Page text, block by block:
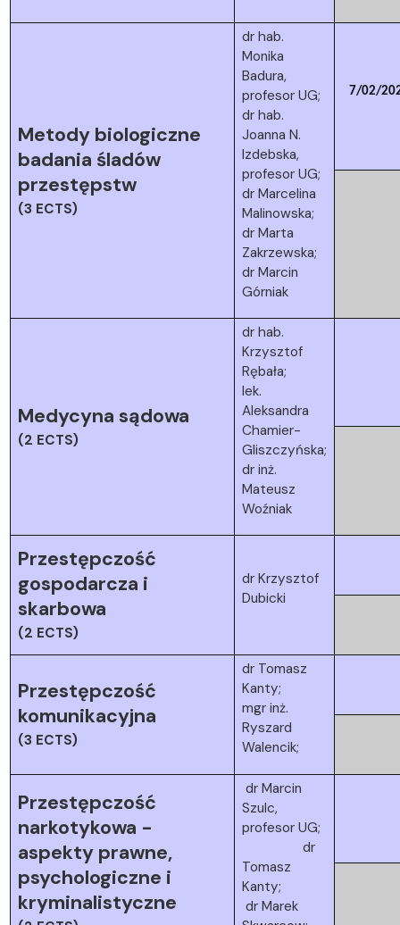
Metody biologiczne
badania śladów
przestępstw
(3 ECTS)
dr hab.
Monika
Badura,
profesor UG;
dr hab.
Joanna N.
Izdebska,
profesor UG;
dr Marcelina
Malinowska;
dr Marta
Zakrzewska;
dr Marcin
Górniak
7/02/
Medycyna sądowa
(2 ECTS)
dr hab.
Krzysztof
Rębała;
lek.
Aleksandra
Chamier-
Gliszczyńska;
dr inż.
Mateusz
Woźniak
Przestępczość
gospodarcza i
skarbowa
(2 ECTS)
dr Krzysztof
Dubicki
Przestępczość
komunikacyjna
(3 ECTS)
dr Tomasz
Kanty;
mgr inż.
Ryszard
Walencik;
Przestępczość
narkotykowa -
aspekty prawne,
psychologiczne i
kryminalistyczne
dr Marcin
Szulc,
profesor UG;
dr
Tomasz
Kanty;
dr Marek